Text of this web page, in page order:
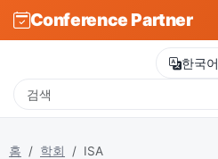
Conference Partner
한국어
홈 학회 ISA